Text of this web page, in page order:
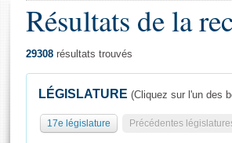
Général
Résultats de la
29308 résultats trouvés
LÉGISLATURE (Cliquez sur l'un des
17e législature Précédentes